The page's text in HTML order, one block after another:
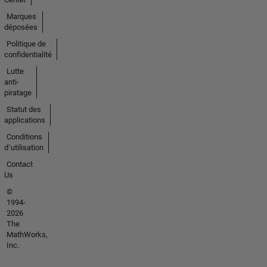
Marques
déposées
Politique de
confidentialité
Lutte
anti-
piratage
Statut des
applications
Conditions
d՚utilisation
Contact
Us
©
1994-
2026
The
MathWorks,
Inc.